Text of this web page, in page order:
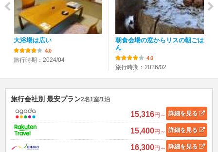
大浴場は広い
4.0
旅行時期：2024/04
朝食会場の窓からリスの朝ごは
ん
4.0
旅行時期：2026/02
旅行会社別 最安プラン2名1室/1泊
15,316円～ 詳細を見る
15,400円～ 詳細を見る
16,300円～ 詳細を見る